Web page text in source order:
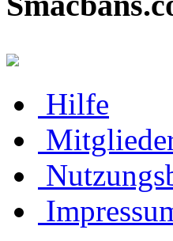
Hilfe